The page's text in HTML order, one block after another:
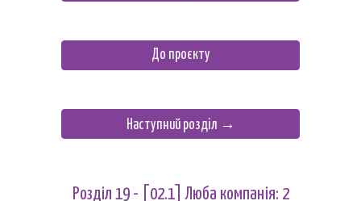
До проєкту
Наступний розділ →
Розділ 19- [02.1] Люба компанія: 2